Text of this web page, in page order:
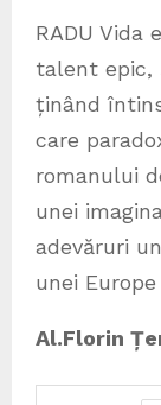
RADU Vida
talent epic,
ținând
care
romanului
unei
adevăruri
unei
Al.Florin